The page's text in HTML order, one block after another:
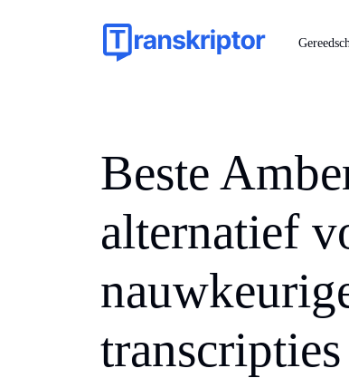
Beste
alternatief
transcripties